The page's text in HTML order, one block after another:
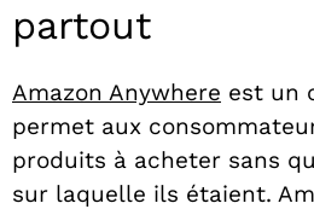
partout
Amazon Anywhere est un
permet aux
produits à acheter sans
sur laquelle ils étaient.